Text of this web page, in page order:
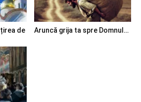
de
Aruncă grija ta spre Domnul…